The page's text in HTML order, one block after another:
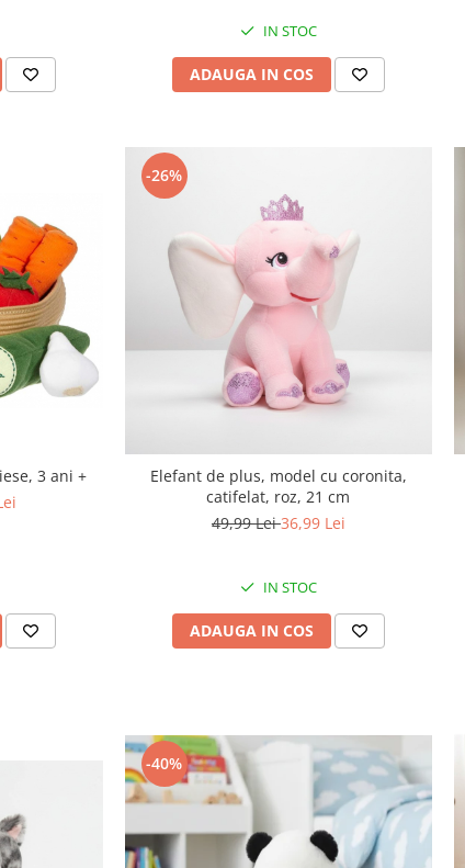
IN STOC
ADAUGA IN COS
3 ani +
-26%
Elefant de plus, model cu coronita,
catifelat, roz, 21 cm
49,99 Lei36,99 Lei
IN STOC
ADAUGA IN COS
-40%